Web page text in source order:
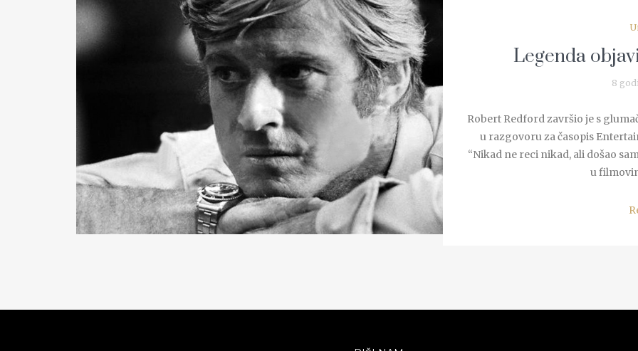
READ MORE
Legenda
8
Robert Redford završio je s
u razgovoru za časopis
“Nikad ne reci nikad, ali došao
u